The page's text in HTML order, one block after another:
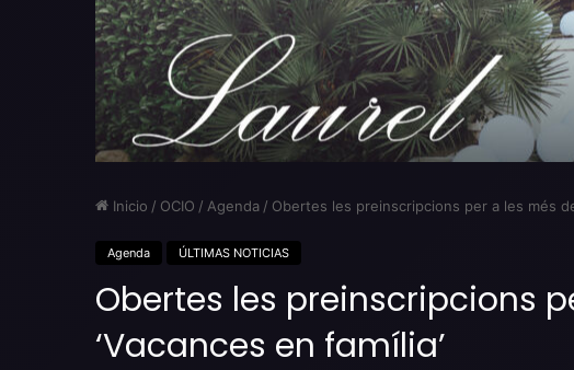
Inicio / OCIO / Agenda / Obertes les preinscripcions per a les més
Agenda ÚLTIMAS NOTICIAS
Obertes les preinscripcions
‘Vacances en família’